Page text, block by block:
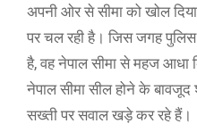
अपनी ओर से सीमा को खोल
पर चल रही है। जिस जगह
है, वह नेपाल सीमा से महज आधा
नेपाल सीमा सील होने के बावजूद
सख्ती पर सवाल खड़े कर रहे हैं।